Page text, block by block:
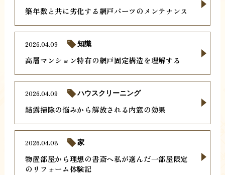
築年数と共に劣化する網戸パーツのメンテナンス
高層マンション特有の網戸固定構造を理解する
2026.04.09 知識
結露掃除の悩みから解放される内窓の効果
2026.04.09 ハウスクリーニング
物置部屋から理想の書斎へ私が選んだ一部屋限定
のリフォーム体験記
2026.04.08 家